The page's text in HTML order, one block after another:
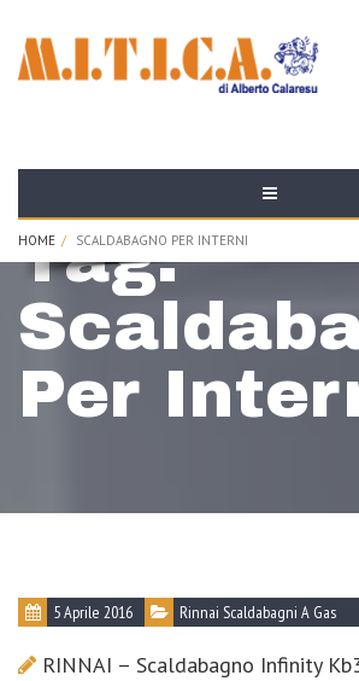
HOME SCALDABAGNO PER INTERNI
Tag:
Per
5 Aprile 2016 Rinnai Scaldabagni A Gas
RINNAI – Scaldabagno Infinity